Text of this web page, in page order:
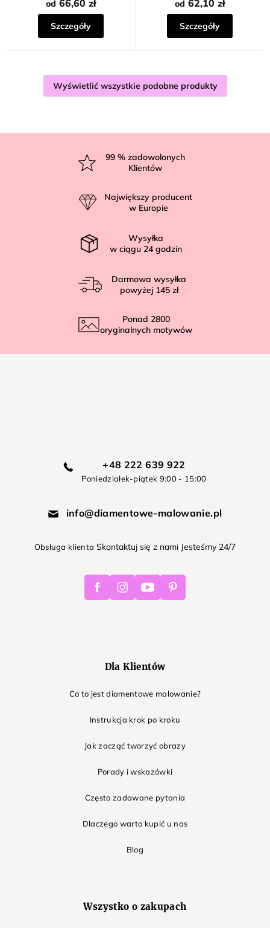
od 66,60 zł
Szczegóły
od 62,10 zł
Szczegóły
Wyświetlić wszystkie podobne produkty
99 % zadowolonych
Klientów
Największy producent
w Europie
Wysyłka
w ciągu 24 godzin
Darmowa wysyłka
powyżej 145 zł
Ponad 2800
oryginalnych motywów
+48 222 639 922
Poniedziałek-piątek 9:00 - 15:00
info@diamentowe-malowanie.pl
Obsługa klienta Skontaktuj się z nami Jesteśmy 24/7
FacebookInstagramYoutube Pinterest
Dla Klientów
Co to jest diamentowe malowanie?
Instrukcja krok po kroku
Jak zacząć tworzyć obrazy
Porady i wskazówki
Często zadawane pytania
Dlaczego warto kupić u nas
Blog
Wszystko o zakupach